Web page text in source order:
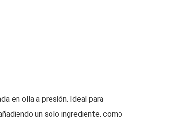
en olla a presión. Ideal para
un solo ingrediente, como